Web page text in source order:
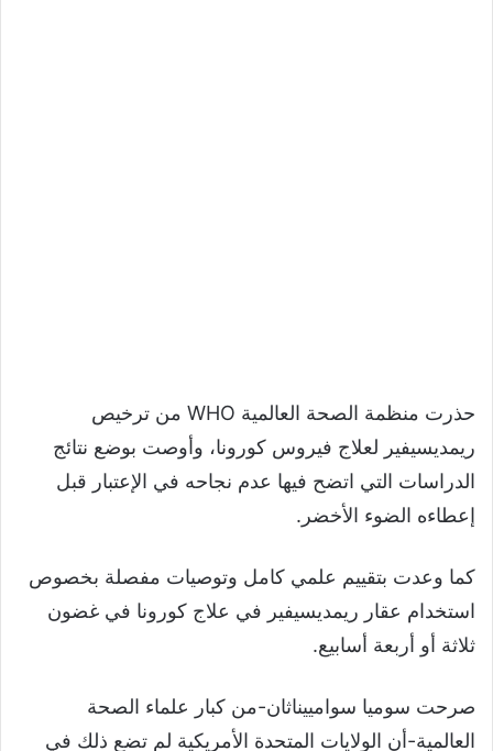
حذرت منظمة الصحة العالمية WHO من ترخيص
ريمديسيفير لعلاج فيروس كورونا، وأوصت بوضع نتائج
الدراسات التي اتضح فيها عدم نجاحه في الإعتبار قبل
إعطاءه الضوء الأخضر.
كما وعدت بتقييم علمي كامل وتوصيات مفصلة بخصوص
استخدام عقار ريمديسيفير في علاج كورونا في غضون
ثلاثة أو أربعة أسابيع.
صرحت سوميا سوامييناثان-من كبار علماء الصحة
العالمية-أن الولايات المتحدة الأمريكية لم تضع ذلك في